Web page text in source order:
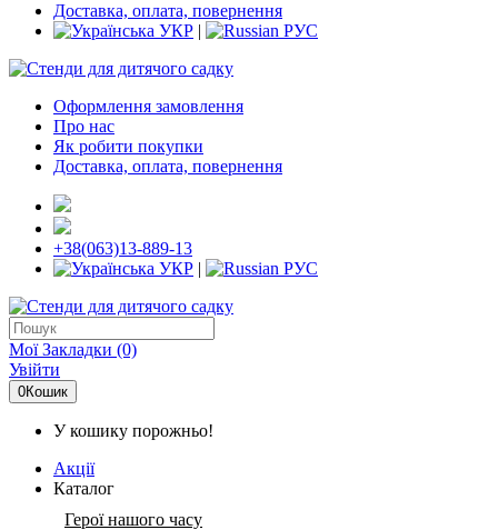
Доставка, оплата, повернення
УКР | РУС
Оформлення замовлення
Про нас
Як робити покупки
Доставка, оплата, повернення
+38(063)13-889-13
УКР | РУС
Мої Закладки (0)
Увійти
0Кошик
У кошику порожньо!
Акції
Каталог
Герої нашого часу